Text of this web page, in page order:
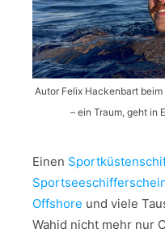
Autor Felix Hackenbart
– ein Traum, geht in
Einen
Offshore und viele
Wahid nicht mehr nur